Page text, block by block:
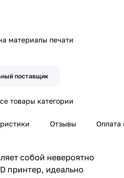
материалы печати
поставщик
товары категории
Отзывы Оплата
собой невероятно
принтер, идеально